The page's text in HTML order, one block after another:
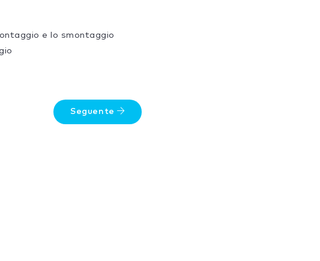
e lo smontaggio
Seguente